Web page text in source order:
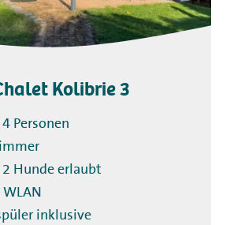
Kolibrie 3
Personen
Hunde erlaubt
inklusive